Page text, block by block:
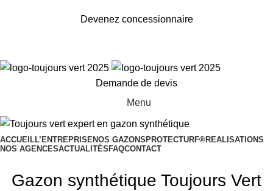
Devenez concessionnaire
Demande de devis
Menu
ACCUEILL’ENTREPRISENOS GAZONSPROTECTURF®REALISATIONS
NOS AGENCESACTUALITÉSFAQCONTACT
Gazon synthétique Toujours Vert